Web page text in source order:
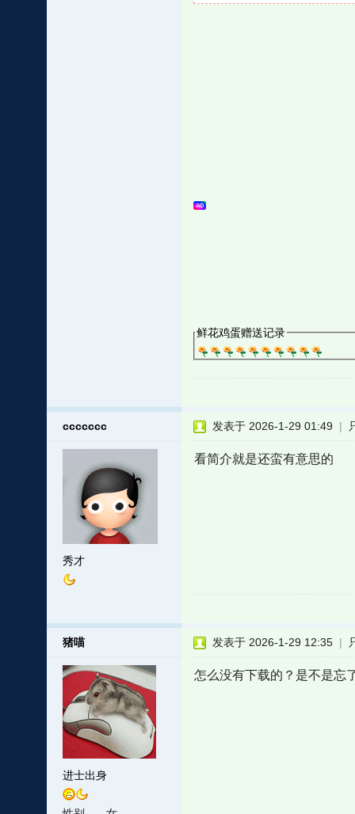
鲜花鸡蛋赠送记录
ccccccc
秀才
发表于 2026-1-29 01:49 |
看简介就是还蛮有意思的
猪喵
进士出身
发表于 2026-1-29 12:35 |
怎么没有下载的？是不是忘